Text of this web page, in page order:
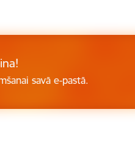
savā e-pastā.